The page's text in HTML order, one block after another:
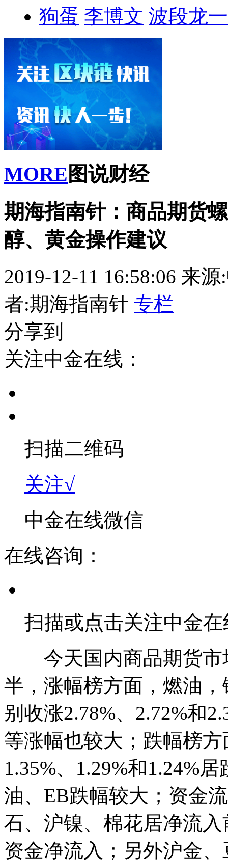
狗蛋 李博文 波段龙一
MORE 图说财经
期海指南针：商品期货
醇、黄金操作建议
2019-12-11 16:58:06 来源
者:期海指南针 专栏
分享到
关注中金在线：
扫描二维码
关注√
中金在线微信
在线咨询：
扫描或点击关注中金
今天国内商品期货市
半，涨幅榜方面，燃油
别收涨2.78%、2.72%和
等涨幅也较大；跌幅榜
1.35%、1.29%和1.24%
油、EB跌幅较大；资金
石、沪镍、棉花居净流
资金净流入；另外沪金